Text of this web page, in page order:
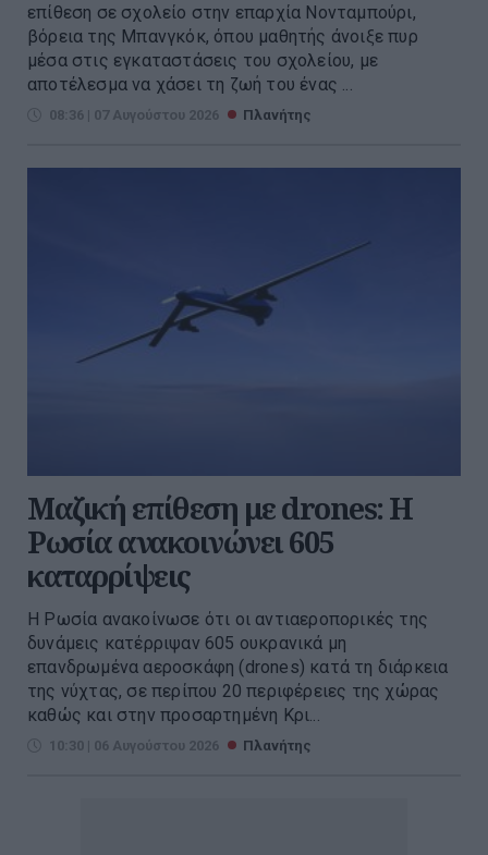
επίθεση σε σχολείο στην επαρχία Νονταμπούρι,
βόρεια της Μπανγκόκ, όπου μαθητής άνοιξε πυρ
μέσα στις εγκαταστάσεις του σχολείου, με
αποτέλεσμα να χάσει τη ζωή του ένας ...
08:36 | 07 Αυγούστου 2026 Πλανήτης
Μαζική επίθεση με drones: Η
Ρωσία ανακοινώνει 605
καταρρίψεις
Η Ρωσία ανακοίνωσε ότι οι αντιαεροπορικές της
δυνάμεις κατέρριψαν 605 ουκρανικά μη
επανδρωμένα αεροσκάφη (drones) κατά τη διάρκεια
της νύχτας, σε περίπου 20 περιφέρειες της χώρας
καθώς και στην προσαρτημένη Κρι...
10:30 | 06 Αυγούστου 2026 Πλανήτης